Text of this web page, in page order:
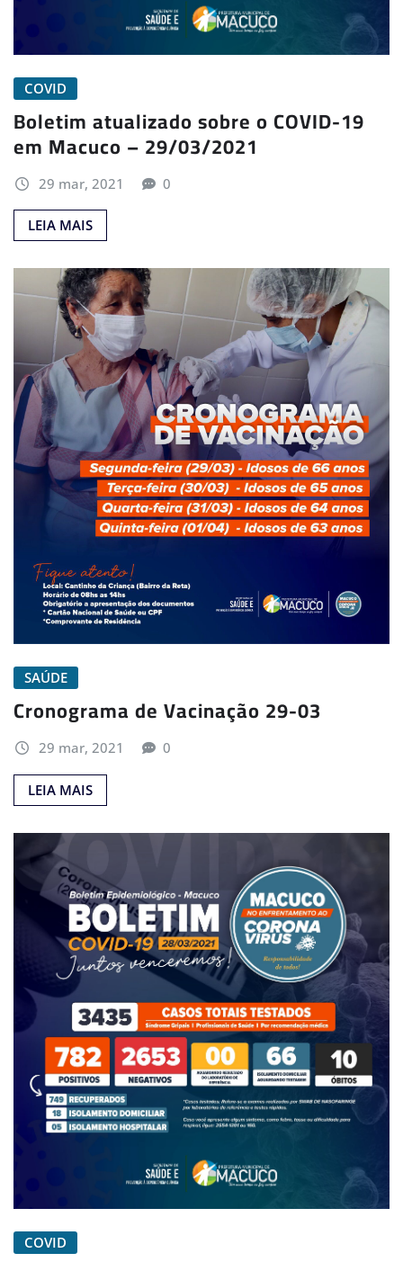
COVID
Boletim atualizado sobre o COVID-19
em Macuco – 29/03/2021
29 mar, 2021 0
LEIA MAIS
SAÚDE
Cronograma de Vacinação 29-03
29 mar, 2021 0
LEIA MAIS
COVID